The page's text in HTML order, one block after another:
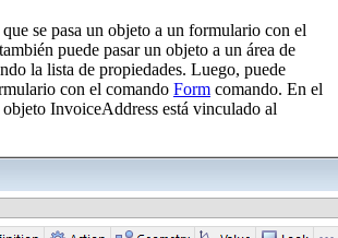
se pasa un objeto a un formulario con el
también puede pasar un objeto a un área de
la lista de propiedades. Luego, puede
con el comando Form comando. En el
InvoiceAddress está vinculado al